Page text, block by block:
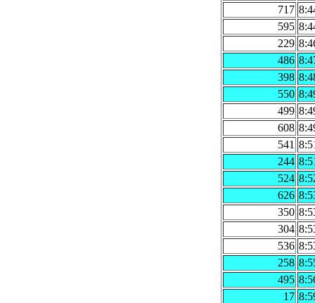
717
595
229
486
398
550
499
608
541
244
524
626
350
304
536
258
495
17